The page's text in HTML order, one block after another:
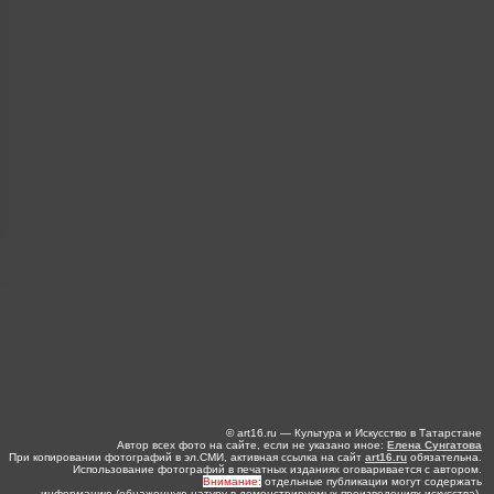
© art16.ru — Культура и Искусство в Татарстане
Автор всех фото на сайте, если не указано иное: Елена Сунгатова
При копировании фотографий в эл.СМИ, активная ссылка на сайт art16.ru обязательна.
Использование фотографий в печатных изданиях оговаривается с автором.
Внимание: отдельные публикации могут содержать